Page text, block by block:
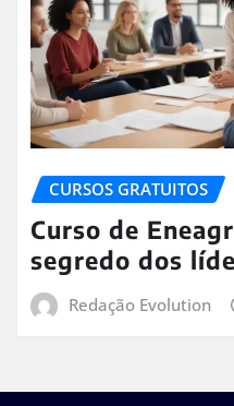
CURSOS GRATUITOS
Curso de
segredo dos
Redação Evolution